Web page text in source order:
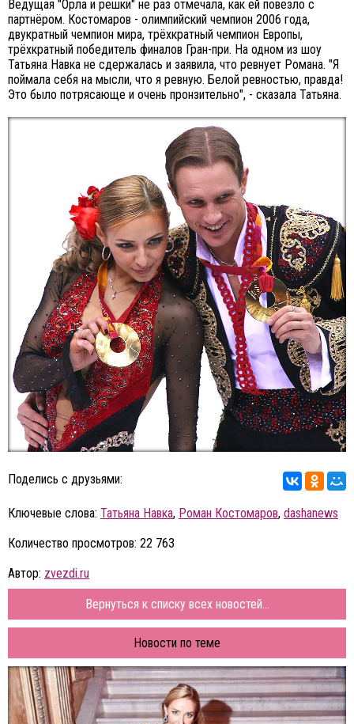
Ведущая "Орла и решки" не раз отмечала, как ей повезло с
партнёром. Костомаров - олимпийский чемпион 2006 года,
двукратный чемпион мира, трёхкратный чемпион Европы,
трёхкратный победитель финалов Гран-при. На одном из шоу
Татьяна Навка не сдержалась и заявила, что ревнует Романа. "Я
поймала себя на мысли, что я ревную. Белой ревностью, правда!
Это было потрясающе и очень пронзительно", - сказала Татьяна.
Поделись с друзьями:
Ключевые слова: Татьяна Навка, Роман Костомаров, dashanews
Количество просмотров: 22 763
Автор: zvezdi.ru
Вернуться к списку всех новостей...
Новости по теме